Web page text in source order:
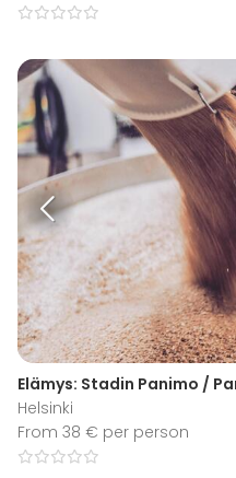
Elämys: Stadin Panimo /
Helsinki
From 38 € per person